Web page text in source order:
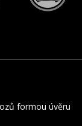
formou úvěru